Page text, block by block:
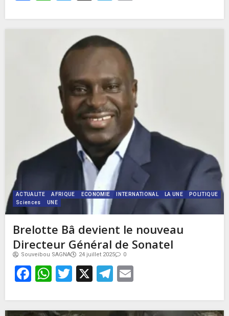
ACTUALITE AFRIQUE ECONOMIE INTERNATIONAL LA UNE
POLITIQUE
Sciences
UNE
Brelotte Bâ devient le nouveau
Directeur Général de Sonatel
Souveibou SAGNA 24 juillet 2025 0
Facebook
WhatsApp
Twitter
X Telegram